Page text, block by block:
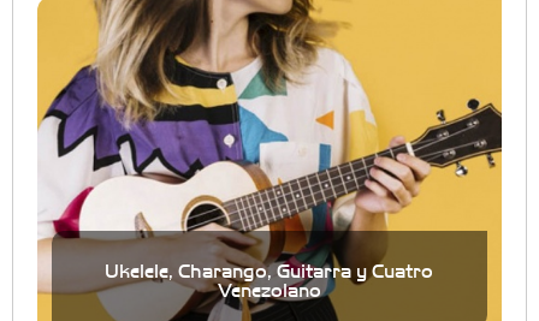
Ukelele, Charango, Guitarra y Cuatro
Venezolano